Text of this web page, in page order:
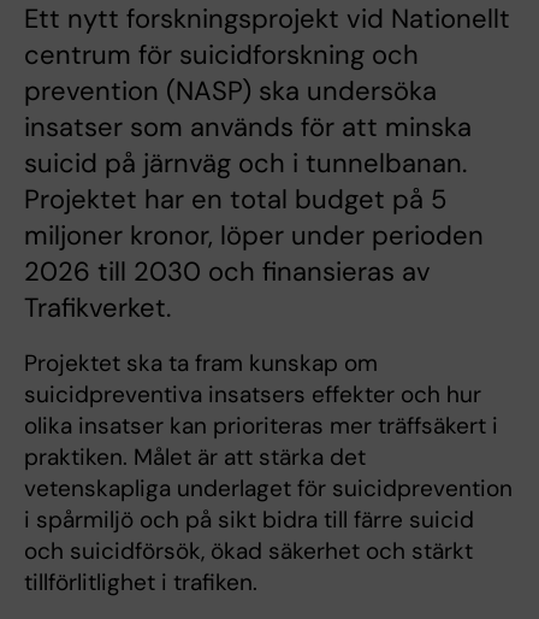
Ett nytt forskningsprojekt vid Nationellt
centrum för suicidforskning och
prevention (NASP) ska undersöka
insatser som används för att minska
suicid på järnväg och i tunnelbanan.
Projektet har en total budget på 5
miljoner kronor, löper under perioden
2026 till 2030 och finansieras av
Trafikverket.
Projektet ska ta fram kunskap om
suicidpreventiva insatsers effekter och hur
olika insatser kan prioriteras mer träffsäkert i
praktiken. Målet är att stärka det
vetenskapliga underlaget för suicidprevention
i spårmiljö och på sikt bidra till färre suicid
och suicidförsök, ökad säkerhet och stärkt
tillförlitlighet i trafiken.